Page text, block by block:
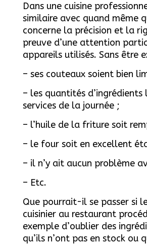
Dans une cuisine
similaire avec quand même
concerne la précision et la
preuve d’une attention
appareils utilisés. Sans être
– ses couteaux soient bien
– les quantités
services de la journée ;
– l’huile de la friture soit
– le four soit en excellent
– il n’y ait aucun problème
– Etc.
Que pourrait-il se passer si
cuisinier au restaurant
exemple d’oublier des
qu’ils n’ont pas en stock ou